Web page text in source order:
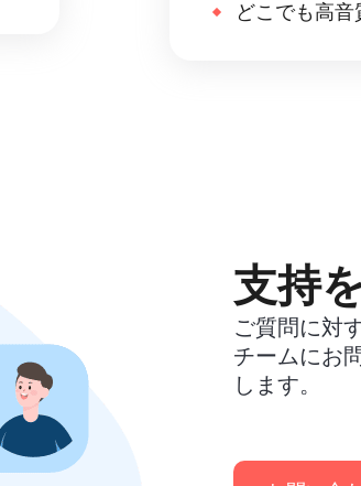
どこでも高
支持
ご質問に対
チームにお
します。